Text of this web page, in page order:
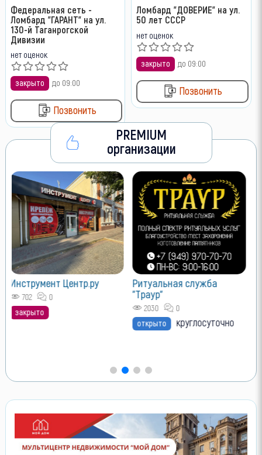
Федеральная сеть -
Ломбард "ГАРАНТ" на ул.
130-й Таганрогской
Дивизии
нет оценок
закрыто до 09:00
Позвонить
Ломбард "ДОВЕРИЕ" на ул.
50 лет СССР
нет оценок
закрыто до 09:00
Позвонить
PREMIUM
организации
Ритуальная служба
"Траур"
2030
открыто
VIP размещение
Лучшие позиции для Вашего
объявления
Как сюда попасть?